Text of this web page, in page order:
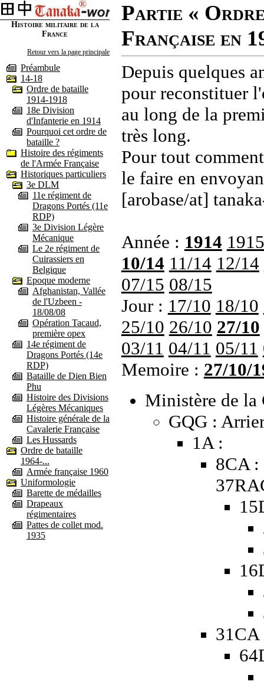
Histoire militaire de la
France
Retour vers la page principale
Préambule
14-18
Ordre de bataille
1914-1918
18e Division
d'Infanterie en 1914
Pourquoi cet ordre de
bataille ?
Histoire des régiments
de l'Armée Française
Historiques particuliers
3e DLM
11e régiment de
Dragons Portés (11e
RDP)
3e Division Légère
Mécanique
Le 2e régiment de
Cuirassiers en
Belgique
Epoque moderne
Afghanistan, Vallée
de l'Uzbeen -
18/08/08
Opération Tacaud,
première opex
14e régiment de
Dragons Portés (14e
RDP)
Bataille de Dien Bien
Phu
Histoire des Divisions
Légères Mécaniques
Histoire générale de la
Cavalerie Française
Les Hussards
Ordre de bataille
1964-...
Armée française 1960
Uniformologie
Barette de médailles
Drapeaux
régimentaires
Pattes de collet mod.
1935
Partie «
Française en
Depuis quelques
pour reconstituer
au long de la
très long.
Pour tout
le faire en
[arobase/at]
Année : 1914 1915
10/14 11/14 12/14
07/15 08/15
Jour : 17/10 18/10
25/10 26/10 27/10
03/11 04/11 05/11
Memoire : 27/10/
Ministère de la
GQG :
1A :
8CA
31CA